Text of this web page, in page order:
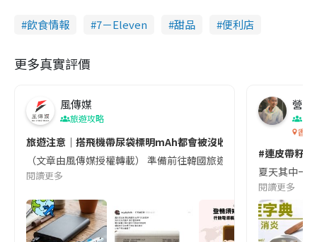
飲食情報 7－Eleven 甜品 便利店
更多真實評價
風傳媒
旅遊攻略
旅遊注意｜搭飛機帶尿袋標明mAh都會被沒收😱出發前切記檢查
（文章由風傳媒授權轉載） 準備前往韓國旅遊的民眾，近期要
閱讀更多
營養
香港
#連皮帶籽
夏天其中一
閱讀更多